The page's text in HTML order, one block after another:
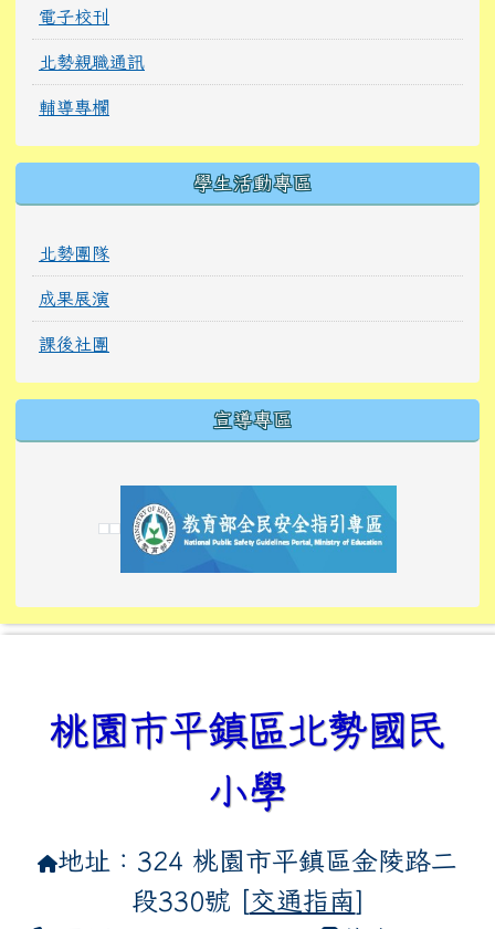
電子校刊
北勢親職通訊
輔導專欄
學生活動專區
北勢團隊
成果展演
課後社團
宣導專區
link to https://
link to https://10000.gov.tw/
link to https://
link to https://10000.gov.tw/
link to https://
link to https://
link to https://i.win.org.tw/
link to https://
link to https://
link to https://
link to https://
桃園市平鎮區北勢國民
小學
地址：324 桃園市平鎮區金陵路二
段330號 [交通指南]